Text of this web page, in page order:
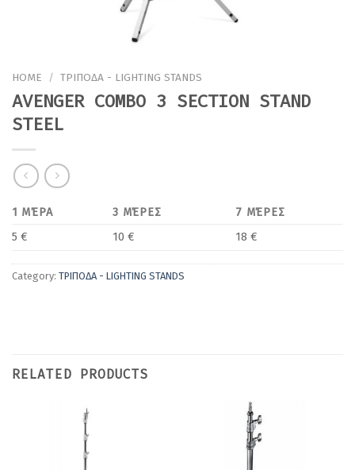
HOME / ΤΡΙΠΟΔΑ - LIGHTING STANDS
AVENGER COMBO 3 SECTION STAND
STEEL
1 ΜΈΡΑ 3 ΜΈΡΕΣ
7 ΜΈΡΕΣ
5 €
10 € 18 €
Category: ΤΡΙΠΟΔΑ - LIGHTING STANDS
RELATED PRODUCTS